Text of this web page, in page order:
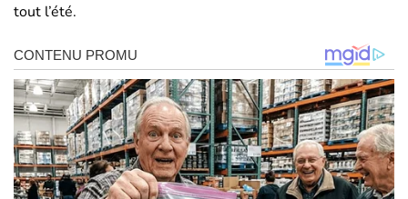
tout l’été.